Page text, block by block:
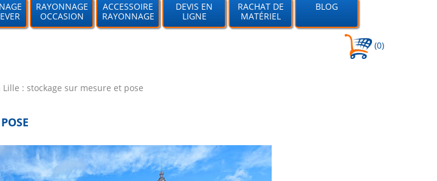
RAYONNAGE
OCCASION
ACCESSOIRE
RAYONNAGE
DEVIS EN
LIGNE
RACHAT DE
MATÉRIEL
BLOG
(0)
: stockage sur mesure et pose